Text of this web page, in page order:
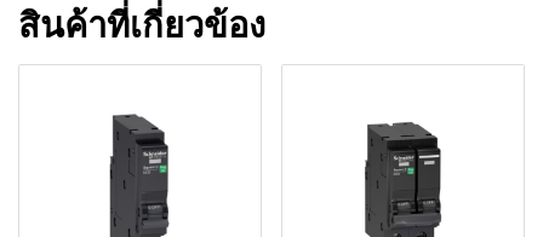
สินค้าที่เกี่ยวข้อง